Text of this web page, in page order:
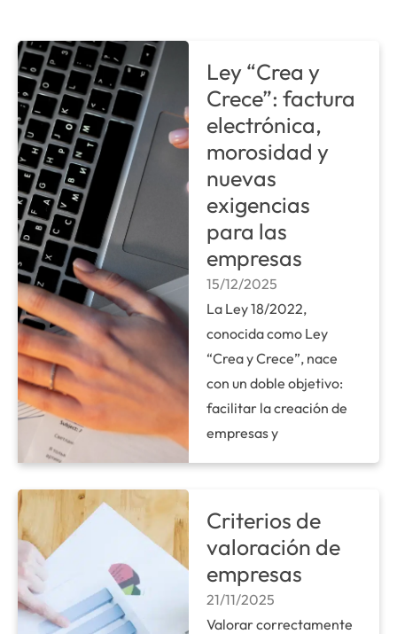
Ley “Crea y
Crece”: factura
electrónica,
morosidad y
nuevas
exigencias
para las
empresas
15/12/2025
La Ley 18/2022,
conocida como Ley
“Crea y Crece”, nace
con un doble objetivo:
facilitar la creación de
empresas y
Criterios de
valoración de
empresas
21/11/2025
Valorar correctamente